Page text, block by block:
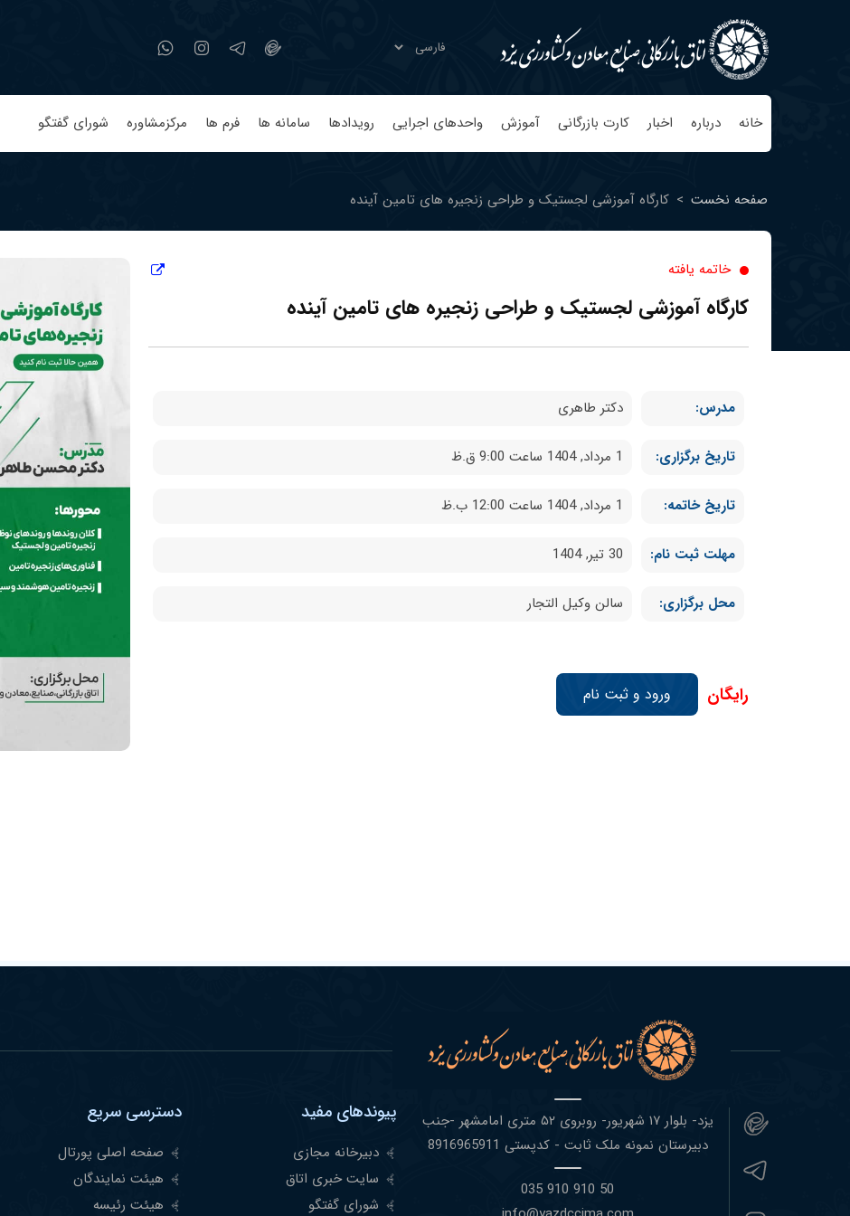
خانه درباره اخبار کارت بازرگانی آموزش واحدهای اجرایی رویدادها سامانه ها فرم ها مرکزمشاوره شورای گفتگو
صفحه نخست > کارگاه آموزشی لجستیک و طراحی زنجیره های تامین آینده
خاتمه یافته
کارگاه آموزشی لجستیک و طراحی زنجیره های تامین آینده
مدرس: دکتر طاهری
تاریخ برگزاری: 1 مرداد, 1404 ساعت 9:00 ق.ظ
تاریخ خاتمه: 1 مرداد, 1404 ساعت 12:00 ب.ظ
مهلت ثبت نام: 30 تیر, 1404
محل برگزاری: سالن وکیل التجار
رایگان ورود و ثبت نام
یزد- بلوار ١٧ شهریور- روبروی ۵٢ متری امامشهر -جنب
دبیرستان نمونه ملک ثابت - کدپستی 8916965911
50 910 910 035
پیوندهای مفید
دبیرخانه مجازی
سایت خبری اتاق
شورای گفتگو
دسترسی سریع
صفحه اصلی پورتال
هیئت نمایندگان
هیئت رئیسه